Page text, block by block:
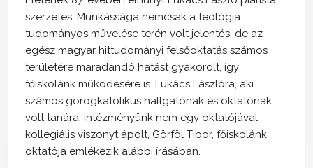
szerzetes. Munkássága nemcsak a teológia
tudományos művelése terén volt jelentős, de az
egész magyar hittudományi felsőoktatás számos
területére maradandó hatást gyakorolt, így
főiskolánk működésére is. Lukács Lászlóra, aki
számos görögkatolikus hallgatónak és oktatónak
volt tanára, intézményünk nem egy oktatójával
kollegiális viszonyt ápolt, Görföl Tibor, főiskolánk
oktatója emlékezik alábbi írásában.